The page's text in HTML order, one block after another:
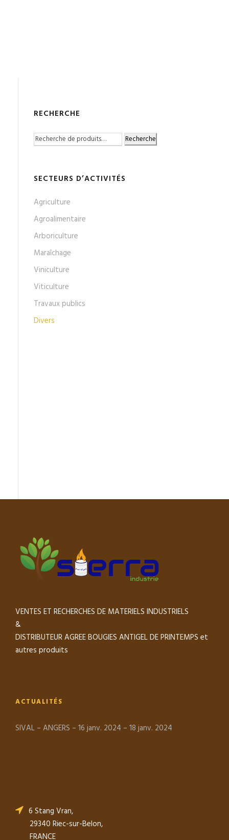
RECHERCHE
Recherche
SECTEURS D’ACTIVITÉS
Agriculture
Agroalimentaire
Arboriculture
Maraîchage
Viniculture
Viticulture
Travaux publics
Divers
VENTES ET RECHERCHES DE MATERIELS INDUSTRIELS
&
DISTRIBUTEUR AGREE BOUGIES ANTIGEL DE PRINTEMPS et
autres produits
ACTUALITÉS
SIVAL – ANGERS – 16 janv. 2024 – 18 janv. 2024
6 Stang Vran,
29340 Riec-sur-Belon,
FRANCE